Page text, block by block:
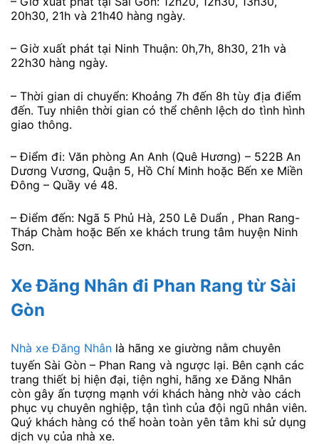
20h30, 21h và 21h40 hàng ngày.
– Giờ xuất phát tại Ninh Thuận: 0h,7h, 8h30, 21h và
22h30 hàng ngày.
– Thời gian di chuyển: Khoảng 7h đến 8h tùy địa điểm
đến. Tuy nhiên thời gian có thể chênh lệch do tình hình
giao thông.
– Điểm đi: Văn phòng An Anh (Quê Hương) – 522B An
Dương Vương, Quận 5, Hồ Chí Minh hoặc Bến xe Miền
Đông – Quầy vé 48.
– Điểm đến: Ngã 5 Phủ Hà, 250 Lê Duẩn , Phan Rang-
Tháp Chàm hoặc Bến xe khách trung tâm huyện Ninh
Sơn.
Xe Đăng Nhân đi Phan Rang từ Sài
Gòn
Nhà xe Đăng Nhân là hãng xe giường nằm chuyên
tuyến Sài Gòn – Phan Rang và ngược lại. Bên cạnh các
trang thiết bị hiện đại, tiện nghi, hãng xe Đăng Nhân
còn gây ấn tượng mạnh với khách hàng nhờ vào cách
phục vụ chuyên nghiệp, tận tình của đội ngũ nhân viên.
Quý khách hàng có thể hoàn toàn yên tâm khi sử dụng
dịch vụ của nhà xe.